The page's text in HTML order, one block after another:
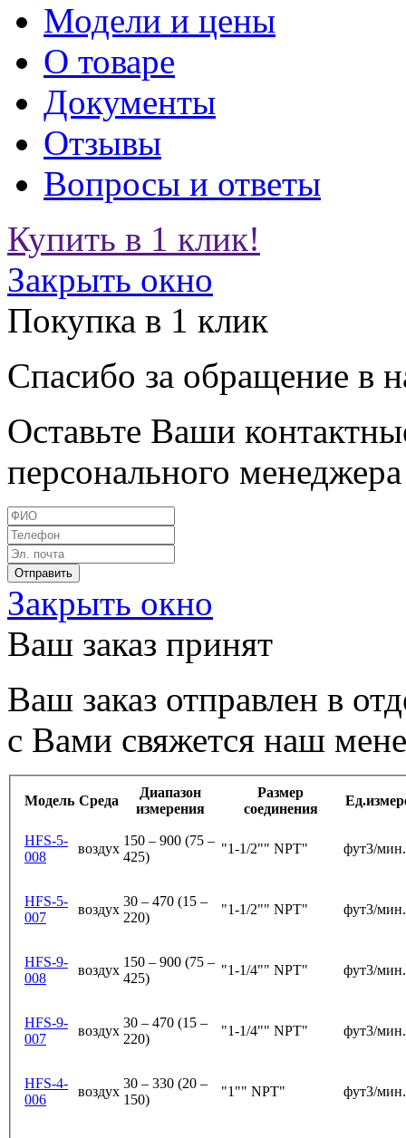
Модели и цены
О товаре
Документы
Отзывы
Вопросы и ответы
Купить в 1 клик!
Закрыть окно
Покупка в 1 клик
Спасибо за обращение в
Оставьте Ваши
персонального
Закрыть окно
Ваш заказ принят
Ваш заказ отправлен в
с Вами свяжется наш
Модель Среда
Диапазон
измерения
Размер
соединения
HFS-5-
008
воздух
150 – 900 (75 –
425)
"1-1/2"" NPT" фут3/
HFS-5-
007
воздух
30 – 470 (15 –
220)
"1-1/2"" NPT" фут3/
HFS-9-
008
воздух
150 – 900 (75 –
425)
"1-1/4"" NPT" фут3/
HFS-9-
007
воздух
30 – 470 (15 –
220)
"1-1/4"" NPT" фут3/
HFS-4-
006
воздух
30 – 330 (20 –
150)
"1"" NPT" фут3/